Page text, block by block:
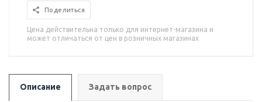
Поделиться
Цена действительна только для интернет-магазина и
может отличаться от цен в розничных магазинах
Описание Задать вопрос